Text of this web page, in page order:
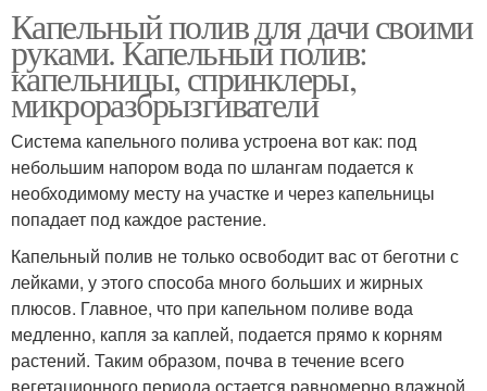
Капельный полив для дачи своими
руками. Капельный полив:
капельницы, спринклеры,
микроразбрызгиватели
Система капельного полива устроена вот как: под
небольшим напором вода по шлангам подается к
необходимому месту на участке и через капельницы
попадает под каждое растение.
Капельный полив не только освободит вас от беготни с
лейками, у этого способа много больших и жирных
плюсов. Главное, что при капельном поливе вода
медленно, капля за каплей, подается прямо к корням
растений. Таким образом, почва в течение всего